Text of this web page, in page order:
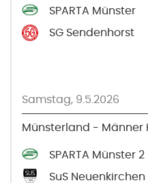
SPARTA Münster
SG Sendenhorst
Samstag, 9.5.2026
Münsterland - Männer
SPARTA Münster 2
SuS Neuenkirchen